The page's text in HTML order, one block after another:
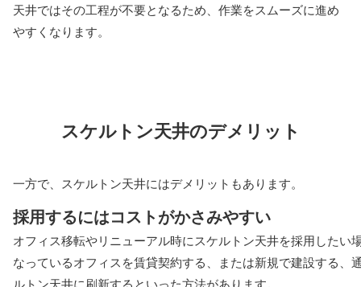
天井ではその工程が不要となるため、作業をスムーズに進め
やすくなります。
スケルトン天井のデメリット
一方で、スケルトン天井にはデメリットもあります。
採用するにはコストがかさみやすい
オフィス移転やリニューアル時にスケルトン天井を採用したい
なっているオフィスを賃貸契約する、または新規で建設する、
ルトン天井に刷新するといった方法があります。